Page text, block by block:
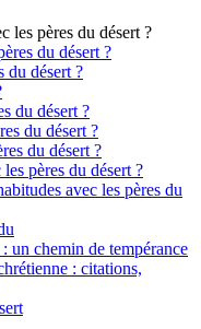
les pères du désert ?
du désert ?
du désert ?
du désert ?
du désert ?
du désert ?
pères du désert ?
avec les pères du
un chemin de tempérance
: citations,